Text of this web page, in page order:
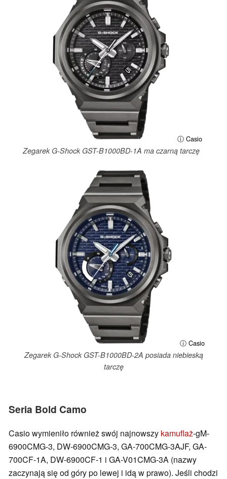
ⓘ Casio
Zegarek G-Shock GST-B1000BD-1A ma czarną tarczę
ⓘ Casio
Zegarek G-Shock GST-B1000BD-2A posiada niebieską
tarczę
Seria Bold Camo
Casio wymieniło również swój najnowszy kamuflaż-gM-
6900CMG-3, DW-6900CMG-3, GA-700CMG-3AJF, GA-
700CF-1A, DW-6900CF-1 i GA-V01CMG-3A (nazwy
zaczynają się od góry po lewej i idą w prawo). Jeśli chodzi